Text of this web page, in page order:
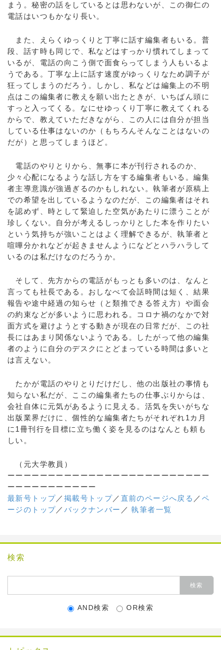
まう。秘密の話をしているとは思わないが、この御仁の
電話はいつもかなり長い。
また、えらくゆっくりと丁寧に話す編集者もいる。普
段、話す時も同じで、私などはすっかり慣れてしまって
いるが、電話の向こう側で面食らってしまう人もいるよ
うである。丁寧な上に話す速度がゆっくりなため調子が
狂ってしまうのだろう。しかし、私などは編集上の不明
点はこの編集者に教えを願い出たときが、いちばん頭に
すっと入ってくる。なにせゆっくり丁寧に教えてくれる
からで、教えていただきながら、この人には自分が担当
している仕事はないのか（もちろんそんなことはないの
だが）と思ってしまうほど。
電話のやりとりから、無事に本が刊行されるのか、
少々心配になるような話し方をする編集者もいる。編集
者主導意識が強過ぎるのかもしれない。執筆者が原稿上
での希望を出しているようなのだが、この編集者はそれ
を認めず、時として緊迫した空気があたりに漂うことが
珍しくない。自分が考えるしっかりとした本を作りたい
という気持ちが強いことはよく理解できるが、執筆者と
喧嘩分かれなどが起きませんようになどとハラハラして
いるのは私だけなのだろうか。
そして、先方からの電話がもっとも多いのは、なんと
言っても社長である。おしなべて会話時間は短く、結果
報告や途中経過の知らせ（と類推できる答え方）や面会
の約束などが多いように思われる。コロナ禍のなかで対
面方式を避けようとする動きが現在の日常だが、この社
長にはあまり関係ないようである。したがって他の編集
者のように自分のデスクにとどまっている時間は多いと
は言えない。
たかが電話のやりとりだけだし、他の出版社の事情も
知らない私だが、ここの編集者たちの仕事ぶりからは、
会社自体に元気があるように見える。活気を失いがちな
出版業界だけに、個性的な編集者たちがそれぞれ1カ月
に1冊刊行を目標に立ち働く姿を見るのはなんとも頼も
しい。
（元大学教員）
ーーーーーーーーーーーーーーーーーーーーーーーーー
ーーーーーーーーーーー
最新号トップ／ 掲載号トップ／ 直前のページへ戻る ／ ペ
ージのトップ／ バックナンバー ／執筆者一覧
検索
AND検索 OR検索